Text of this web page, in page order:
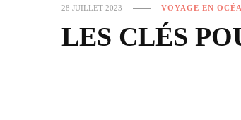
28 JUILLET 2023 VOYAGE EN
LES CLÉS